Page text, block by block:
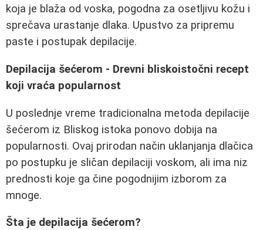
koja je blaža od voska, pogodna za osetljivu kožu i
sprečava urastanje dlaka. Upustvo za pripremu
paste i postupak depilacije.
Depilacija šećerom - Drevni bliskoistočni recept
koji vraća popularnost
U poslednje vreme tradicionalna metoda depilacije
šećerom iz Bliskog istoka ponovo dobija na
popularnosti. Ovaj prirodan način uklanjanja dlačica
po postupku je sličan depilaciji voskom, ali ima niz
prednosti koje ga čine pogodnijim izborom za
mnoge.
Šta je depilacija šećerom?